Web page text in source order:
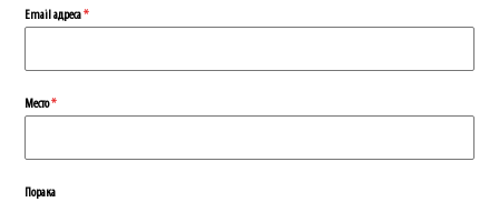
Еmail адреса*
Место*
Порака